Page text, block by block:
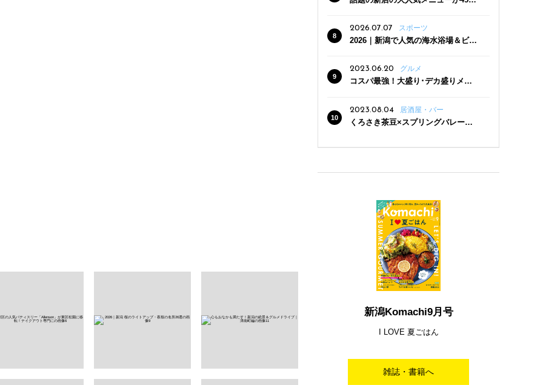
クーポン登場
2026.07.07 スポーツ
2026｜新潟で人気の海水浴場＆ビー
2023.06.20
グルメ
コスパ最強！大盛り･デカ盛りメニ
2023.08.04
居酒屋・バー
くろさき茶豆×スプリングバレー豊
新潟Komachi9月号
I LOVE 夏ごはん
雑誌・書籍へ